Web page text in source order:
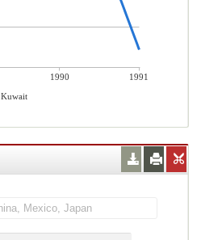
1990
1991
Kuwait